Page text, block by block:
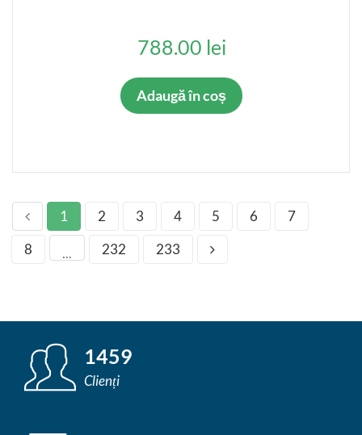
788.00 lei
Adaugă în coș
1 2 3 4 5 6
7
8
... 232 233
1459
Clienți